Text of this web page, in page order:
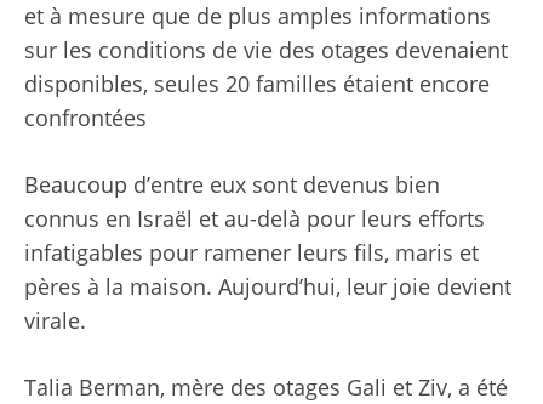
et à mesure que de plus amples informations
sur les conditions de vie des otages devenaient
disponibles, seules 20 familles étaient encore
confrontées
Beaucoup d’entre eux sont devenus bien
connus en Israël et au-delà pour leurs efforts
infatigables pour ramener leurs fils, maris et
pères à la maison. Aujourd’hui, leur joie devient
virale.
Talia Berman, mère des otages Gali et Ziv, a été